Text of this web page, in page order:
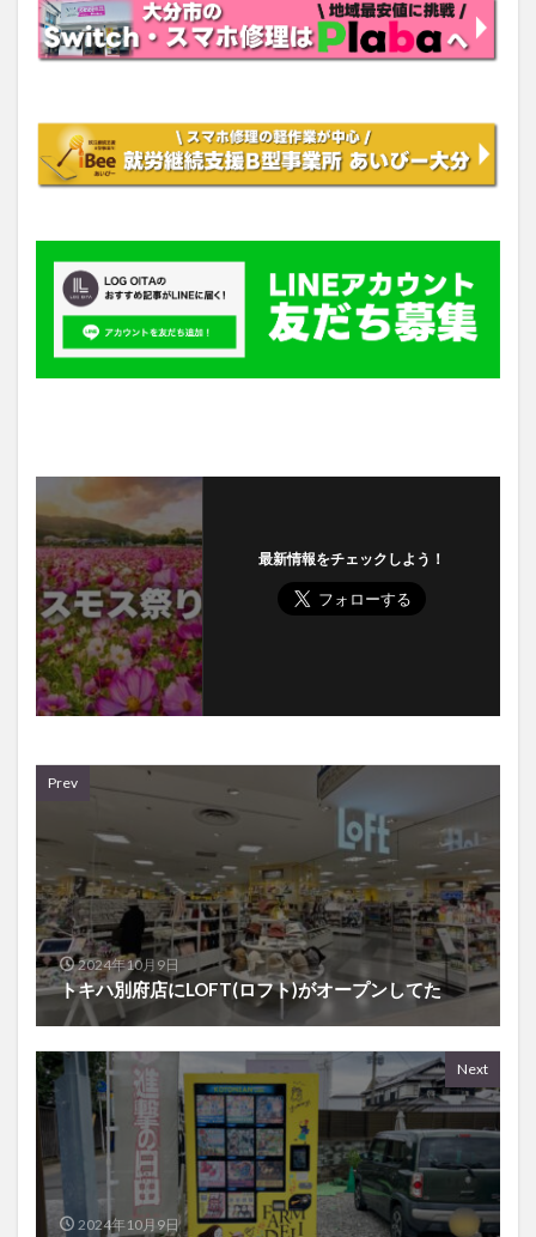
最新情報をチェックしよう！
Prev
2024年10月9日
トキハ別府店にLOFT(ロフト)がオープンしてた
Next
2024年10月9日